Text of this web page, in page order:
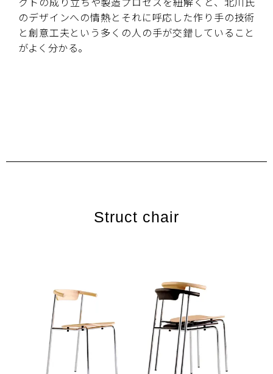
のデザインへの情熱とそれに呼応した作り手の技術
と創意工夫という多くの人の手が交錯していること
がよく分かる。
Struct chair